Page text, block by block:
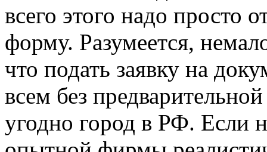
всего этого надо просто
форму. Разумеется,
что подать заявку на
всем без
угодно город в РФ. Если